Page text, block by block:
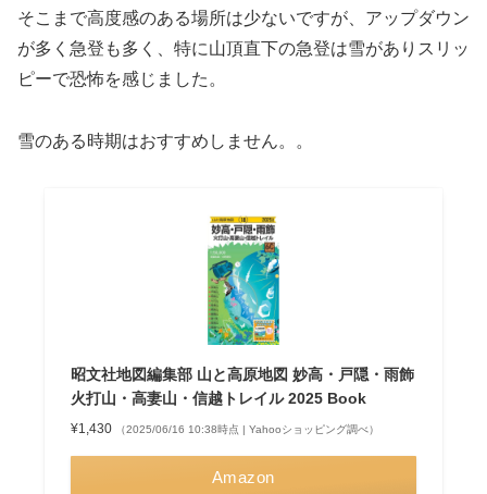
そこまで高度感のある場所は少ないですが、アップダウン
が多く急登も多く、特に山頂直下の急登は雪がありスリッ
ピーで恐怖を感じました。
雪のある時期はおすすめしません。。
昭文社地図編集部 山と高原地図 妙高・戸隠・雨飾
火打山・高妻山・信越トレイル 2025 Book
¥1,430 （2025/06/16 10:38時点 | Yahooショッピング調べ）
Amazon